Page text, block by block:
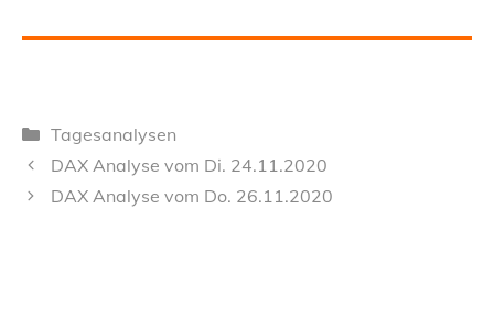
Kategorien
Tagesanalysen
DAX Analyse vom Di. 24.11.2020
DAX Analyse vom Do. 26.11.2020